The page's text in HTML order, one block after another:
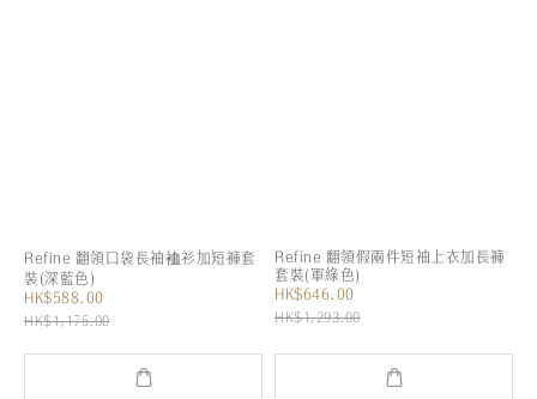
Refine 翻領口袋長袖裇衫加短褲套
裝(深藍色)
HK$588.00
HK$1,175.00
Refine 翻領假兩件短袖上衣加長褲
套裝(軍綠色)
HK$646.00
HK$1,293.00